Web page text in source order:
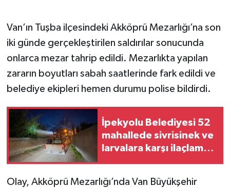
Van’ın Tuşba ilçesindeki Akköprü Mezarlığı’na son
iki günde gerçekleştirilen saldırılar sonucunda
onlarca mezar tahrip edildi. Mezarlıkta yapılan
zararın boyutları sabah saatlerinde fark edildi ve
belediye ekipleri hemen durumu polise bildirdi.
İpekyolu Belediyesi 52
mahallede sivrisinek ve
larvalara karşı ilaçlama
Olay, Akköprü Mezarlığı’nda Van Büyükşehir